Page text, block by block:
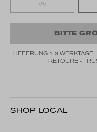
(S)
BITTE
LIEFERUNG 1-3
RETOURE -
SHOP LOCAL